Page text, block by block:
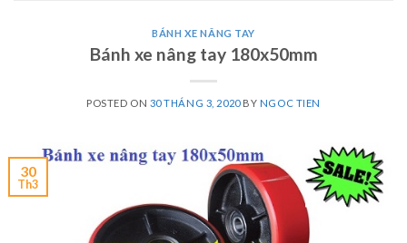
BÁNH XE NÂNG TAY
Bánh xe nâng tay 180x50mm
POSTED ON 30 THÁNG 3, 2020BY NGOC TIEN
30
Th3